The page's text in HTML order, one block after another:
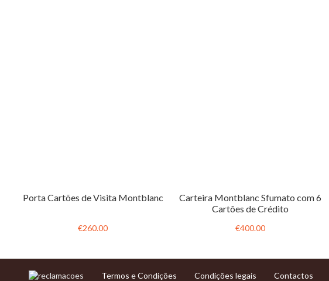
Porta Cartões de Visita Montblanc
€260.00
Carteira Montblanc Sfumato com 6
Cartôes de Crédito
€400.00
Termos e Condições Condições legais Contactos